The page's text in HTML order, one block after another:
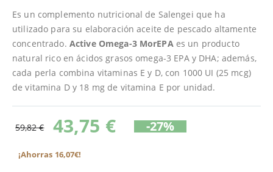
imágenes
Es un complemento nutricional de Salengei que ha
utilizado para su elaboración aceite de pescado altamente
concentrado. Active Omega-3 MorEPA es un producto
natural rico en ácidos grasos omega-3 EPA y DHA; además,
cada perla combina vitaminas E y D, con 1000 UI (25 mcg)
de vitamina D y 18 mg de vitamina E por unidad.
59,82 € 43,75 € -27%
¡Ahorras 16,07€!